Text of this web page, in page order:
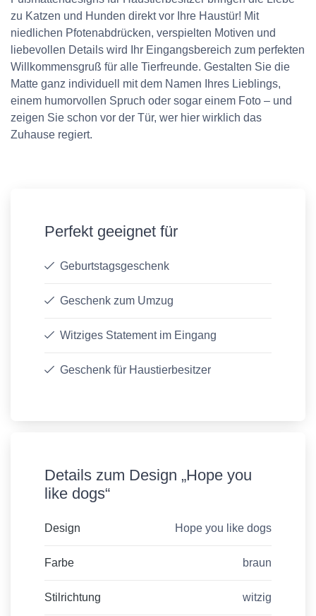
zu Katzen und Hunden direkt vor Ihre Haustür! Mit
niedlichen Pfotenabdrücken, verspielten Motiven und
liebevollen Details wird Ihr Eingangsbereich zum perfekten
Willkommensgruß für alle Tierfreunde. Gestalten Sie die
Matte ganz individuell mit dem Namen Ihres Lieblings,
einem humorvollen Spruch oder sogar einem Foto – und
zeigen Sie schon vor der Tür, wer hier wirklich das
Zuhause regiert.
Perfekt geeignet für
Geburtstagsgeschenk
Geschenk zum Umzug
Witziges Statement im Eingang
Geschenk für Haustierbesitzer
Details zum Design „Hope you
like dogs“
Design Hope you like dogs
Farbe braun
Stilrichtung witzig